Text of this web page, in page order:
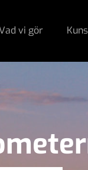
vi gör